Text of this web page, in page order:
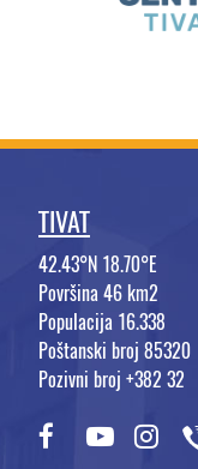
TIVAT
42.43°N 18.70°E
Površina 46 km2
Populacija 16.338
Poštanski broj 85320
Pozivni broj +382 32